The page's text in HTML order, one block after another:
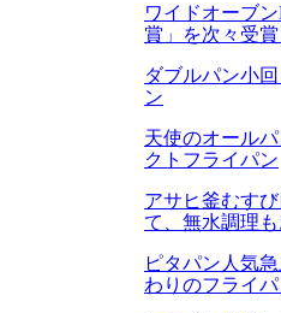
ワイドオーブ
賞」を次々受
ダブルパン小
ン
天使のオール
クトフライパン
アサヒ釜むすび
て、無水調理
ピタパン 人気
わりのフライ